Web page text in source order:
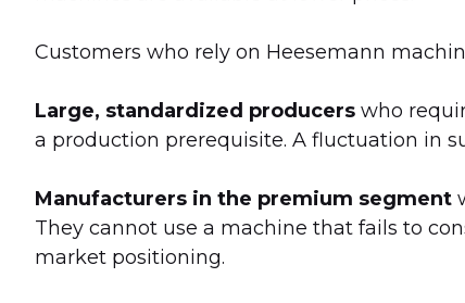
Customers who rely on Heesemann
Large, standardized producers who
a production prerequisite. A fluctuation in
Manufacturers in the premium segment
They cannot use a machine that fails to
market positioning.